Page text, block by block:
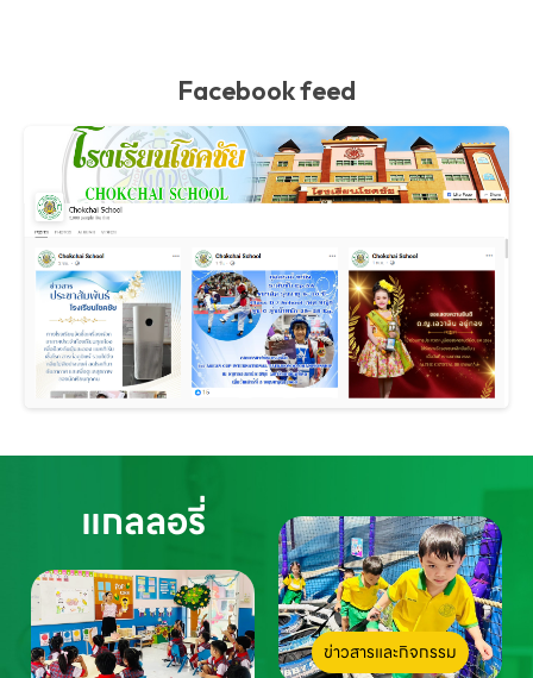
Facebook feed
แกลลอรี่
ข่าวสารและกิจกรรม